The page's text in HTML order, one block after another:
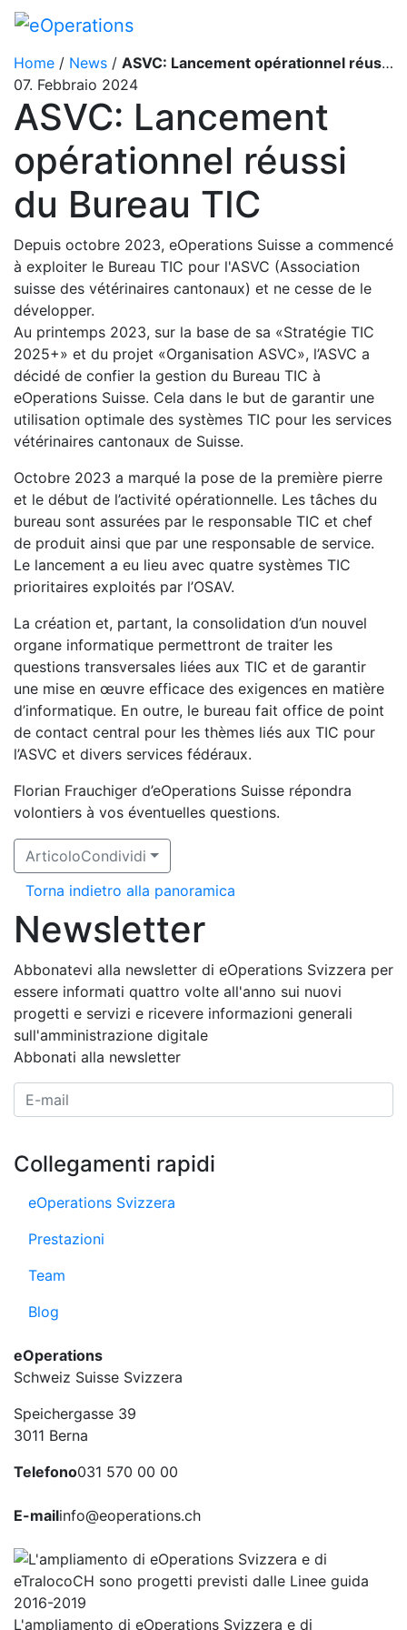
Home / News / ASVC: Lancement opérationnel réussi du Bureau TIC
07. Febbraio 2024
ASVC: Lancement
opérationnel réussi
du Bureau TIC
Depuis octobre 2023, eOperations Suisse a commencé
à exploiter le Bureau TIC pour l'ASVC (Association
suisse des vétérinaires cantonaux) et ne cesse de le
développer.
Au printemps 2023, sur la base de sa «Stratégie TIC
2025+» et du projet «Organisation ASVC», l’ASVC a
décidé de confier la gestion du Bureau TIC à
eOperations Suisse. Cela dans le but de garantir une
utilisation optimale des systèmes TIC pour les services
vétérinaires cantonaux de Suisse.
Octobre 2023 a marqué la pose de la première pierre
et le début de l’activité opérationnelle. Les tâches du
bureau sont assurées par le responsable TIC et chef
de produit ainsi que par une responsable de service.
Le lancement a eu lieu avec quatre systèmes TIC
prioritaires exploités par l’OSAV.
La création et, partant, la consolidation d’un nouvel
organe informatique permettront de traiter les
questions transversales liées aux TIC et de garantir
une mise en œuvre efficace des exigences en matière
d’informatique. En outre, le bureau fait office de point
de contact central pour les thèmes liés aux TIC pour
l’ASVC et divers services fédéraux.
Florian Frauchiger d’eOperations Suisse répondra
volontiers à vos éventuelles questions.
ArticoloCondividi
Torna indietro alla panoramica
Newsletter
Abbonatevi alla newsletter di eOperations Svizzera per
essere informati quattro volte all'anno sui nuovi
progetti e servizi e ricevere informazioni generali
sull'amministrazione digitale
Abbonati alla newsletter
E-Mail Adresse
eOperations
Schweiz Suisse Svizzera
Speichergasse 39
3011 Berna
Telefono031 570 00 00
E-mailinfo@eoperations.ch
Collegamenti rapidi
eOperations Svizzera
Prestazioni
Team
Blog
L'ampliamento di eOperations Svizzera e di